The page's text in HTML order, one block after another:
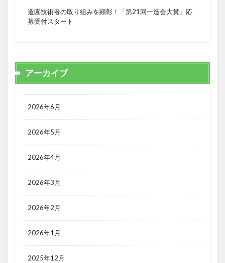
造園技術者の取り組みを顕彰！「第21回一造会大賞」応
募受付スタート
アーカイブ
2026年6月
2026年5月
2026年4月
2026年3月
2026年2月
2026年1月
2025年12月